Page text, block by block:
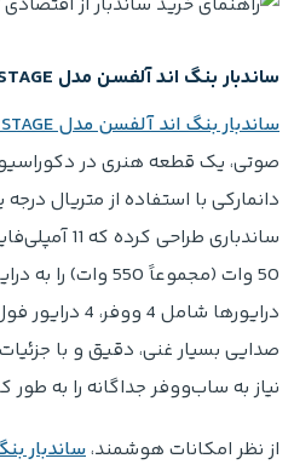
ساندبار بنگ اند آلفسن مدل BEOSOUND STAGE
ساندبار بنگ اند آلفسن مدل BEOSOUND STAGE
صوتی، یک قطعه هنری در
دانمارکی با استفاده از متریال
ساندباری
50 وات (مجموعاً 550
صدایی بسیار غنی، دقیق و با
نیاز به ساب‌ووفر جداگانه را به
از نظر امکانات هوشمند،ساندبار